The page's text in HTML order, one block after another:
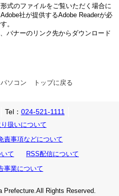
形式のファイルをご覧いただく場合に
社が提供するAdobe Readerが必
。
バナーのリンク先からダウンロード
パソコン トップに戻る
Tel： 024-521-1111
扱いについて
責事項などについて
て
RSS配信について
事業について
Prefecture.All Rights Reserved.